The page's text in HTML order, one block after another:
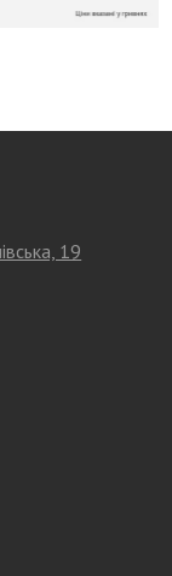
19